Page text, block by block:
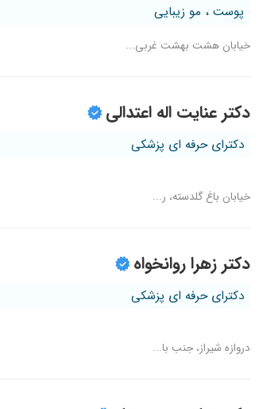
پوست ، مو زیبایی
خیابان هشت بهشت غربی...
دکتر عنایت اله اعتدالی
دکترای حرفه ای پزشکی
خیابان باغ گلدسته، ر...
دکتر زهرا روانخواه
دکترای حرفه ای پزشکی
دروازه شیراز، جنب با...